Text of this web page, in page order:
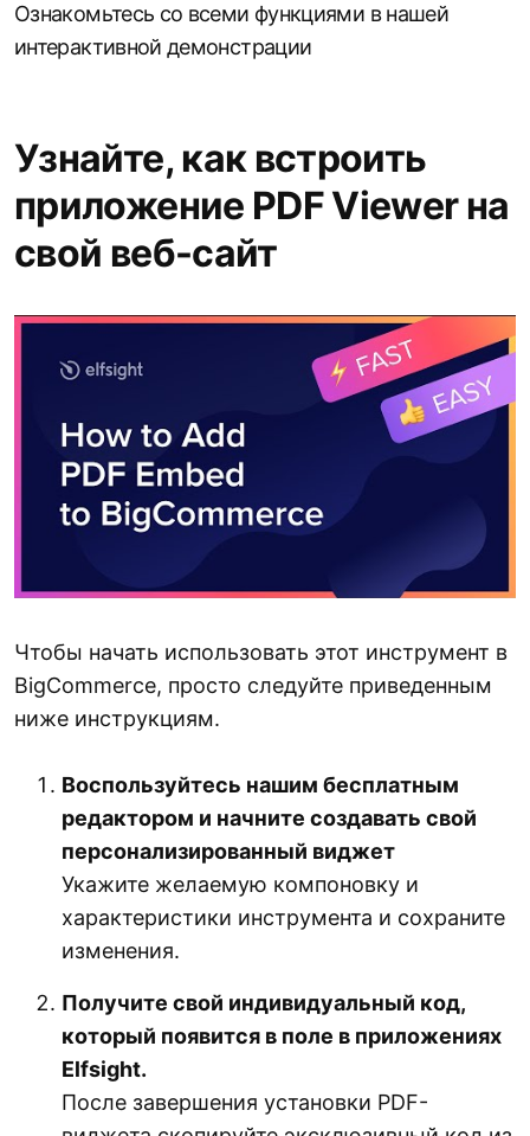
Ознакомьтесь со всеми функциями в нашей
интерактивной демонстрации
Узнайте, как встроить
приложение PDF Viewer на
свой веб-сайт
Чтобы начать использовать этот инструмент в
BigCommerce, просто следуйте приведенным
ниже инструкциям.
Воспользуйтесь нашим бесплатным
редактором и начните создавать свой
персонализированный виджет
Укажите желаемую компоновку и
характеристики инструмента и сохраните
изменения.
Получите свой индивидуальный код,
который появится в поле в приложениях
Elfsight.
После завершения установки PDF-